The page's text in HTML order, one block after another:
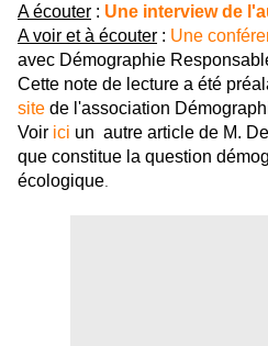
A écouter : Une interview de
A voir et à écouter : Une
avec Démographie
Cette note de lecture a été
site de l'association
Voir ici un autre article de M.
que constitue la question
écologique